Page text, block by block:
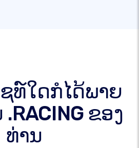
ຊທ໌ໃດກໍໄດ້ພາຍ
ຂອງ
ທ່ານ